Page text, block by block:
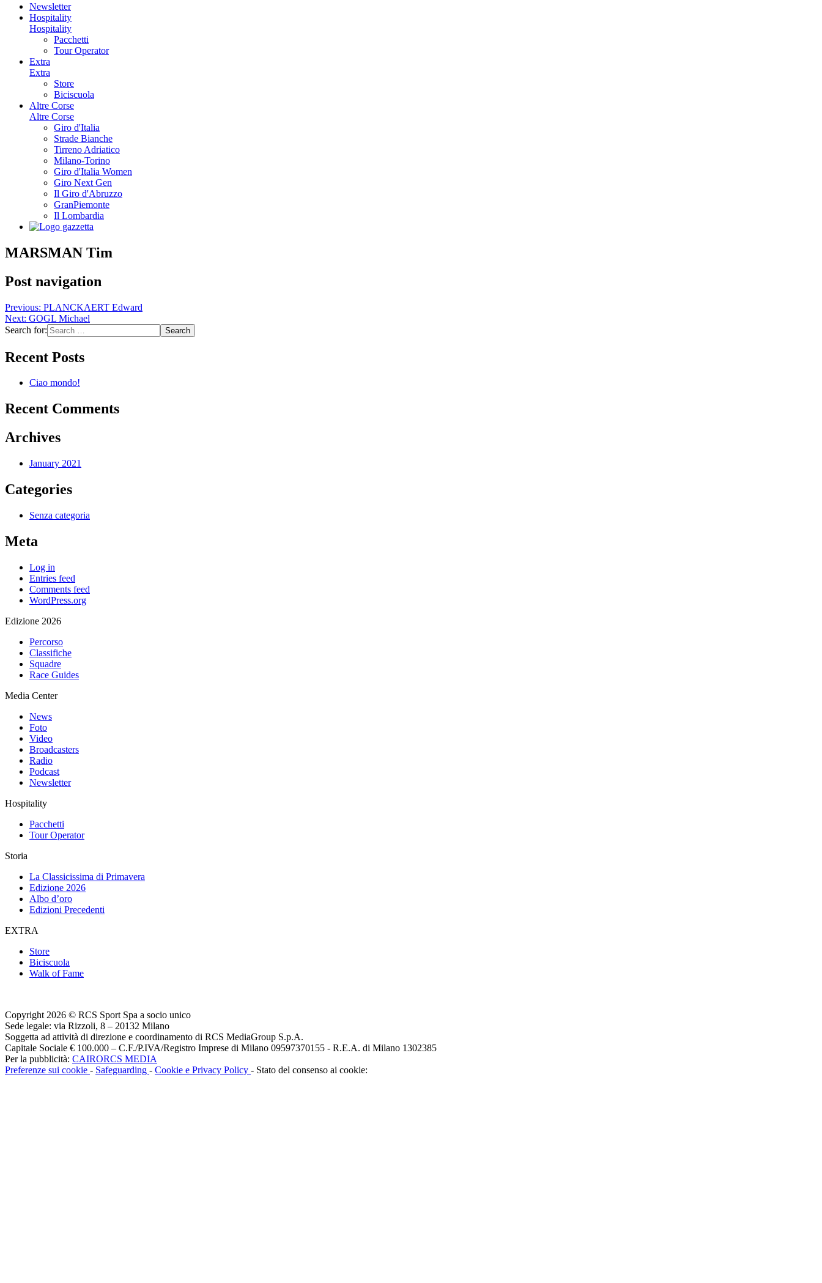
Newsletter
Hospitality
Hospitality
Pacchetti
Tour Operator
Extra
Extra
Store
Biciscuola
Altre Corse
Altre Corse
Giro d'Italia
Strade Bianche
Tirreno Adriatico
Milano-Torino
Giro d'Italia Women
Giro Next Gen
Il Giro d'Abruzzo
GranPiemonte
Il Lombardia
MARSMAN Tim
Post navigation
Previous: PLANCKAERT Edward
Next: GOGL Michael
Search for:
Recent Posts
Ciao mondo!
Recent Comments
Archives
January 2021
Categories
Senza categoria
Meta
Log in
Entries feed
Comments feed
WordPress.org
Edizione 2026
Percorso
Classifiche
Squadre
Race Guides
Media Center
News
Foto
Video
Broadcasters
Radio
Podcast
Newsletter
Hospitality
Pacchetti
Tour Operator
Storia
La Classicissima di Primavera
Edizione 2026
Albo d’oro
Edizioni Precedenti
EXTRA
Store
Biciscuola
Walk of Fame
Copyright 2026 © RCS Sport Spa a socio unico
Sede legale: via Rizzoli, 8 – 20132 Milano
Soggetta ad attività di direzione e coordinamento di RCS MediaGroup S.p.A.
Capitale Sociale € 100.000 – C.F./P.IVA/Registro Imprese di Milano 09597370155 - R.E.A. di Milano 1302385
Per la pubblicità: CAIRORCS MEDIA
Preferenze sui cookie - Safeguarding - Cookie e Privacy Policy - Stato del consenso ai cookie: